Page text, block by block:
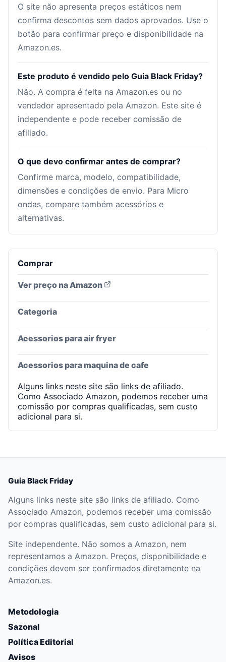
O site não apresenta preços estáticos nem
confirma descontos sem dados aprovados. Use o
botão para confirmar preço e disponibilidade na
Amazon.es.
Este produto é vendido pelo Guia Black Friday?
Não. A compra é feita na Amazon.es ou no
vendedor apresentado pela Amazon. Este site é
independente e pode receber comissão de
afiliado.
O que devo confirmar antes de comprar?
Confirme marca, modelo, compatibilidade,
dimensões e condições de envio. Para Micro
ondas, compare também acessórios e
alternativas.
Comprar
Ver preço na Amazon
Categoria
Acessorios para air fryer
Acessorios para maquina de cafe
Alguns links neste site são links de afiliado.
Como Associado Amazon, podemos receber uma
comissão por compras qualificadas, sem custo
adicional para si.
Guia Black Friday
Alguns links neste site são links de afiliado. Como
Associado Amazon, podemos receber uma comissão
por compras qualificadas, sem custo adicional para si.
Site independente. Não somos a Amazon, nem
representamos a Amazon. Preços, disponibilidade e
condições devem ser confirmados diretamente na
Amazon.es.
Metodologia
Sazonal
Política Editorial
Avisos